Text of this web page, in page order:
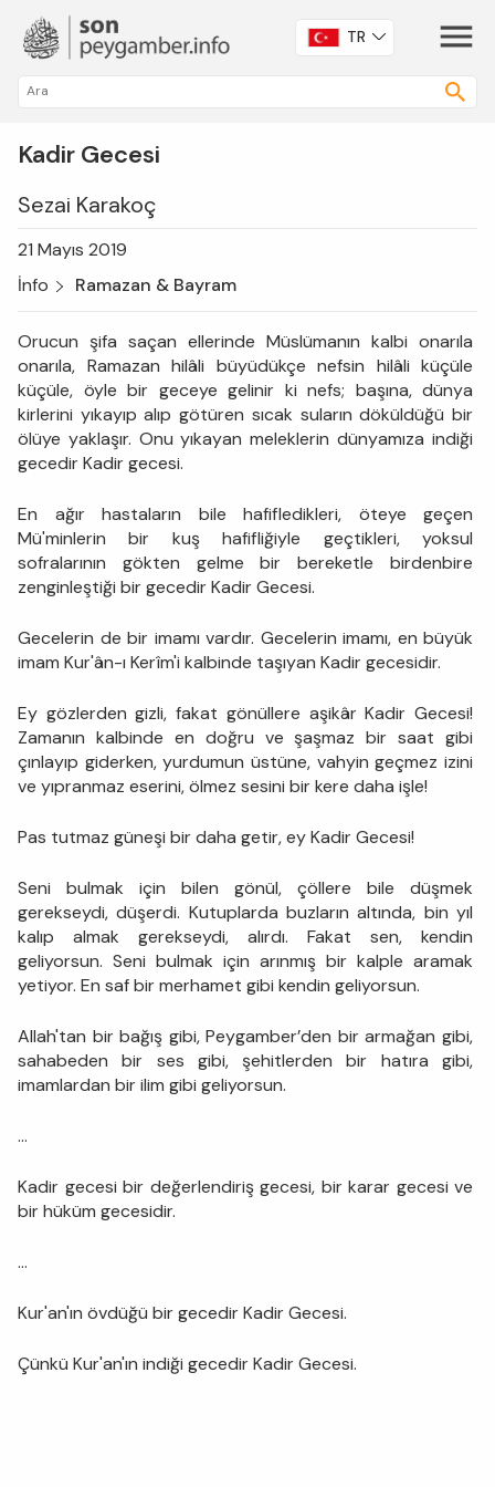
TR
Kadir Gecesi
Sezai Karakoç
21 Mayıs 2019
İnfo
Ramazan & Bayram
Orucun şifa saçan ellerinde Müslümanın kalbi onarıla
onarıla, Ramazan hilâli büyüdükçe nefsin hilâli küçüle
küçüle, öyle bir geceye gelinir ki nefs; başına, dünya
kirlerini yıkayıp alıp götüren sıcak suların döküldüğü bir
ölüye yaklaşır. Onu yıkayan meleklerin dünyamıza indiği
gecedir Kadir gecesi.
En ağır hastaların bile hafifledikleri, öteye geçen
Mü'minlerin bir kuş hafifliğiyle geçtikleri, yoksul
sofralarının gökten gelme bir bereketle birdenbire
zenginleştiği bir gecedir Kadir Gecesi.
Gecelerin de bir imamı vardır. Gecelerin imamı, en büyük
imam Kur'ân-ı Kerîm'i kalbinde taşıyan Kadir gecesidir.
Ey gözlerden gizli, fakat gönüllere aşikâr Kadir Gecesi!
Zamanın kalbinde en doğru ve şaşmaz bir saat gibi
çınlayıp giderken, yurdumun üstüne, vahyin geçmez izini
ve yıpranmaz eserini, ölmez sesini bir kere daha işle!
Pas tutmaz güneşi bir daha getir, ey Kadir Gecesi!
Seni bulmak için bilen gönül, çöllere bile düşmek
gerekseydi, düşerdi. Kutuplarda buzların altında, bin yıl
kalıp almak gerekseydi, alırdı. Fakat sen, kendin
geliyorsun. Seni bulmak için arınmış bir kalple aramak
yetiyor. En saf bir merhamet gibi kendin geliyorsun.
Allah'tan bir bağış gibi, Peygamber’den bir armağan gibi,
sahabeden bir ses gibi, şehitlerden bir hatıra gibi,
imamlardan bir ilim gibi geliyorsun.
...
Kadir gecesi bir değerlendiriş gecesi, bir karar gecesi ve
bir hüküm gecesidir.
...
Kur'an'ın övdüğü bir gecedir Kadir Gecesi.
Çünkü Kur'an'ın indiği gecedir Kadir Gecesi.